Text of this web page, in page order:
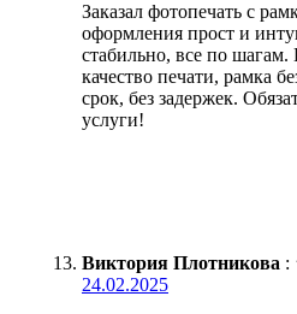
Заказал фотопечать с
оформления прост и
стабильно, все по
качество печати, рамка
срок, без задержек.
услуги!
Виктория Плотникова :
24.02.2025